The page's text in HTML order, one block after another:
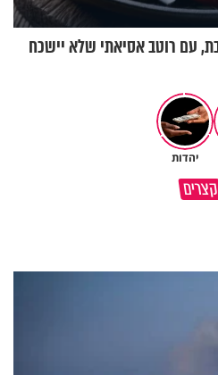
עם רוטב אסיאתי שלא יישכח
יהדות
קצרים